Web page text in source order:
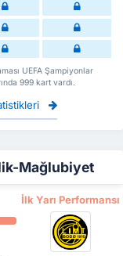
UEFA Şampiyonlar
999 kart vardı.
Mağlubiyet
İlk Yarı Performansı